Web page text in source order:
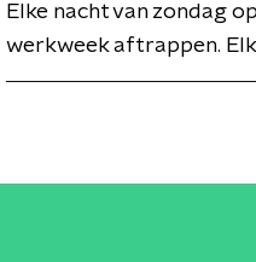
Elke nacht van zondag
werkweek aftrappen.